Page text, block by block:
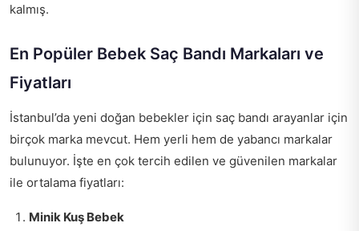
kalmış.
En Popüler Bebek Saç Bandı Markaları ve
Fiyatları
İstanbul’da yeni doğan bebekler için saç bandı arayanlar için
birçok marka mevcut. Hem yerli hem de yabancı markalar
bulunuyor. İşte en çok tercih edilen ve güvenilen markalar
ile ortalama fiyatları:
Minik Kuş Bebek